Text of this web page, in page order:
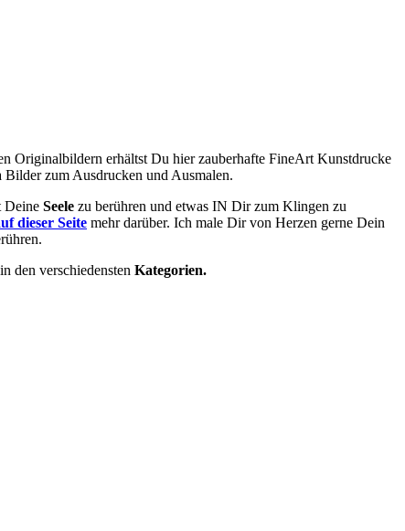
Originalbildern erhältst Du hier zauberhafte FineArt Kunstdrucke
Bilder zum Ausdrucken und Ausmalen.
Deine Seele zu berühren und etwas IN Dir zum Klingen zu
dieser Seite mehr darüber. Ich male Dir von Herzen gerne Dein
den verschiedensten Kategorien.